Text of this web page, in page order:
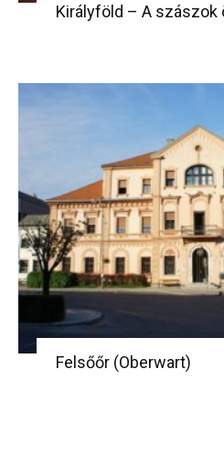
Királyföld – A szászok
Felsőőr (Oberwart)